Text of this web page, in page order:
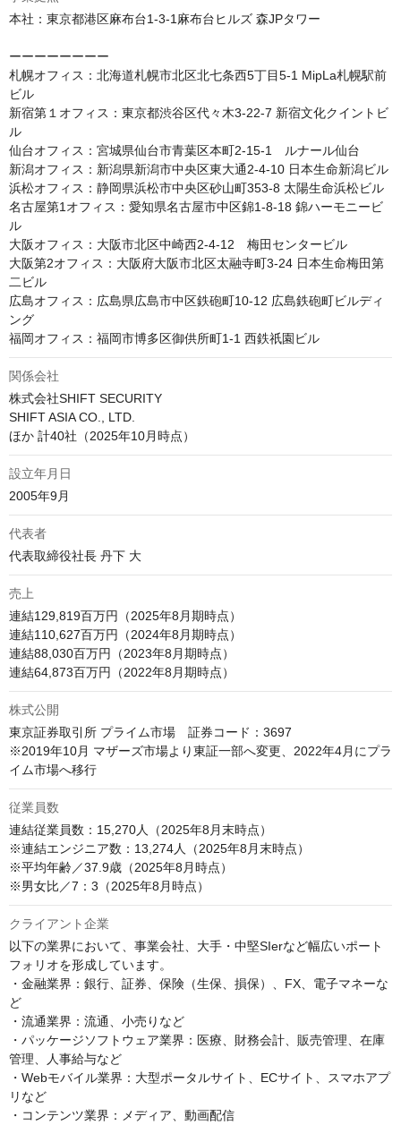
本社：東京都港区麻布台1-3-1麻布台ヒルズ 森JPタワー
ーーーーーーーー
札幌オフィス：北海道札幌市北区北七条西5丁目5-1 MipLa札幌駅前
ビル
新宿第１オフィス：東京都渋谷区代々木3-22-7 新宿文化クイントビ
ル
仙台オフィス：宮城県仙台市青葉区本町2-15-1　ルナール仙台
新潟オフィス：新潟県新潟市中央区東大通2-4-10 日本生命新潟ビル
浜松オフィス：静岡県浜松市中央区砂山町353-8 太陽生命浜松ビル
名古屋第1オフィス：愛知県名古屋市中区錦1-8-18 錦ハーモニービ
ル
大阪オフィス：大阪市北区中崎西2-4-12　梅田センタービル
大阪第2オフィス：大阪府大阪市北区太融寺町3-24 日本生命梅田第
二ビル
広島オフィス：広島県広島市中区鉄砲町10-12 広島鉄砲町ビルディ
ング
福岡オフィス：福岡市博多区御供所町1-1 西鉄祇園ビル
関係会社
株式会社SHIFT SECURITY
SHIFT ASIA CO., LTD.
ほか 計40社（2025年10月時点）
設立年月日
2005年9月
代表者
代表取締役社長 丹下 大
売上
連結129,819百万円（2025年8月期時点）
連結110,627百万円（2024年8月期時点）
連結88,030百万円（2023年8月期時点）
連結64,873百万円（2022年8月期時点）
株式公開
東京証券取引所 プライム市場　証券コード：3697
※2019年10月 マザーズ市場より東証一部へ変更、2022年4月にプラ
イム市場へ移行
従業員数
連結従業員数：15,270人（2025年8月末時点）
※連結エンジニア数：13,274人（2025年8月末時点）
※平均年齢／37.9歳（2025年8月時点）
※男女比／7：3（2025年8月時点）
クライアント企業
以下の業界において、事業会社、大手・中堅SIerなど幅広いポート
フォリオを形成しています。
・金融業界：銀行、証券、保険（生保、損保）、FX、電子マネーな
ど
・流通業界：流通、小売りなど
・パッケージソフトウェア業界：医療、財務会計、販売管理、在庫
管理、人事給与など
・Webモバイル業界：大型ポータルサイト、ECサイト、スマホアプ
リなど
・コンテンツ業界：メディア、動画配信